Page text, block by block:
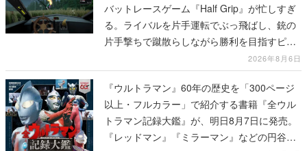
バットレースゲーム『Half Grip』が忙しすぎ
る。ライバルを片手運転でぶっ飛ばし、銃の
片手撃ちで蹴散らしながら勝利を目指すピク
2026年8月6日
『ウルトラマン』60年の歴史を「300ページ
以上・フルカラー」で紹介する書籍『全ウル
トラマン記録大鑑』が、明日8月7日に発売。
『レッドマン』『ミラーマン』などの円谷特